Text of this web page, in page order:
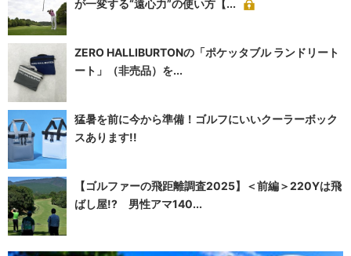
が一変する“遠心力”の使い方【...
ZERO HALLIBURTONの「ポケッタブル ランドリート
ート」（非売品）を...
猛暑を前に今から準備！ゴルフにいいクーラーボック
スあります!!
【ゴルファーの飛距離調査2025】＜前編＞220Yは飛
ばし屋!? 男性アマ140...